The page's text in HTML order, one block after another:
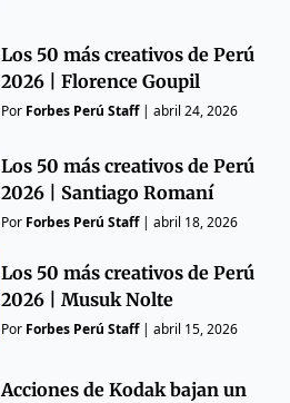
Los 50 más creativos de Perú
2026 | Florence Goupil
Por Forbes Perú Staff|abril 24, 2026
Los 50 más creativos de Perú
2026 | Santiago Romaní
Por Forbes Perú Staff|abril 18, 2026
Los 50 más creativos de Perú
2026 | Musuk Nolte
Por Forbes Perú Staff|abril 15, 2026
Acciones de Kodak bajan un